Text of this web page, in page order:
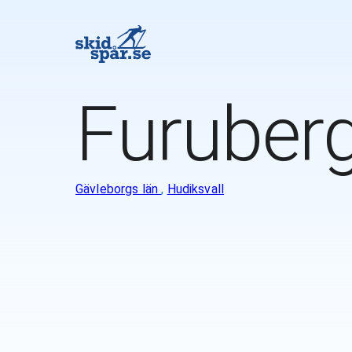
Gävleborgs län, Hudiksvall